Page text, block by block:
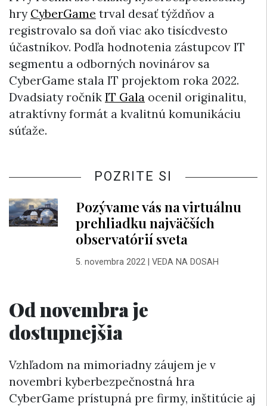
hry CyberGame trval desať týždňov a
registrovalo sa doň viac ako tisícdvesto
účastníkov. Podľa hodnotenia zástupcov IT
segmentu a odborných novinárov sa
CyberGame stala IT projektom roka 2022.
Dvadsiaty ročník IT Gala ocenil originalitu,
atraktívny formát a kvalitnú komunikáciu
súťaže.
POZRITE SI
Pozývame vás na virtuálnu
prehliadku najväčších
observatórií sveta
5. novembra 2022| VEDA NA DOSAH
Od novembra je
dostupnejšia
Vzhľadom na mimoriadny záujem je v
novembri kyberbezpečnostná hra
CyberGame prístupná pre firmy, inštitúcie aj